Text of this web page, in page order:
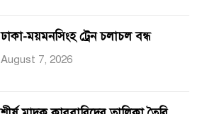
ঢাকা-ময়মনসিংহ ট্রেন চলাচল বন্ধ
August 7, 2026